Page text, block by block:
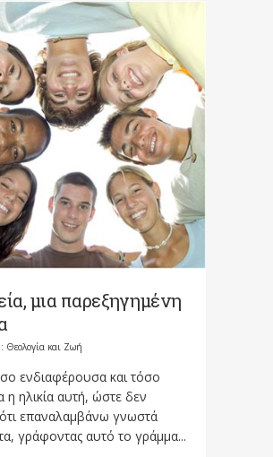
μια παρεξηγημένη
Θεολογία και Ζωή
ενδιαφέρουσα και τόσο
η ηλικία αυτή, ώστε δεν
επαναλαμβάνω γνωστά
γράφοντας αυτό το γράμμα...